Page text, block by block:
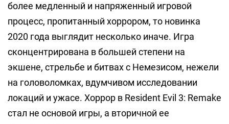
более медленный и напряженный игровой
процесс, пропитанный хоррором, то новинка
2020 года выглядит несколько иначе. Игра
сконцентрирована в большей степени на
экшене, стрельбе и битвах с Немезисом, нежели
на головоломках, вдумчивом исследовании
локаций и ужасе. Хоррор в Resident Evil 3: Remake
стал не основой игры, а вторичной ее